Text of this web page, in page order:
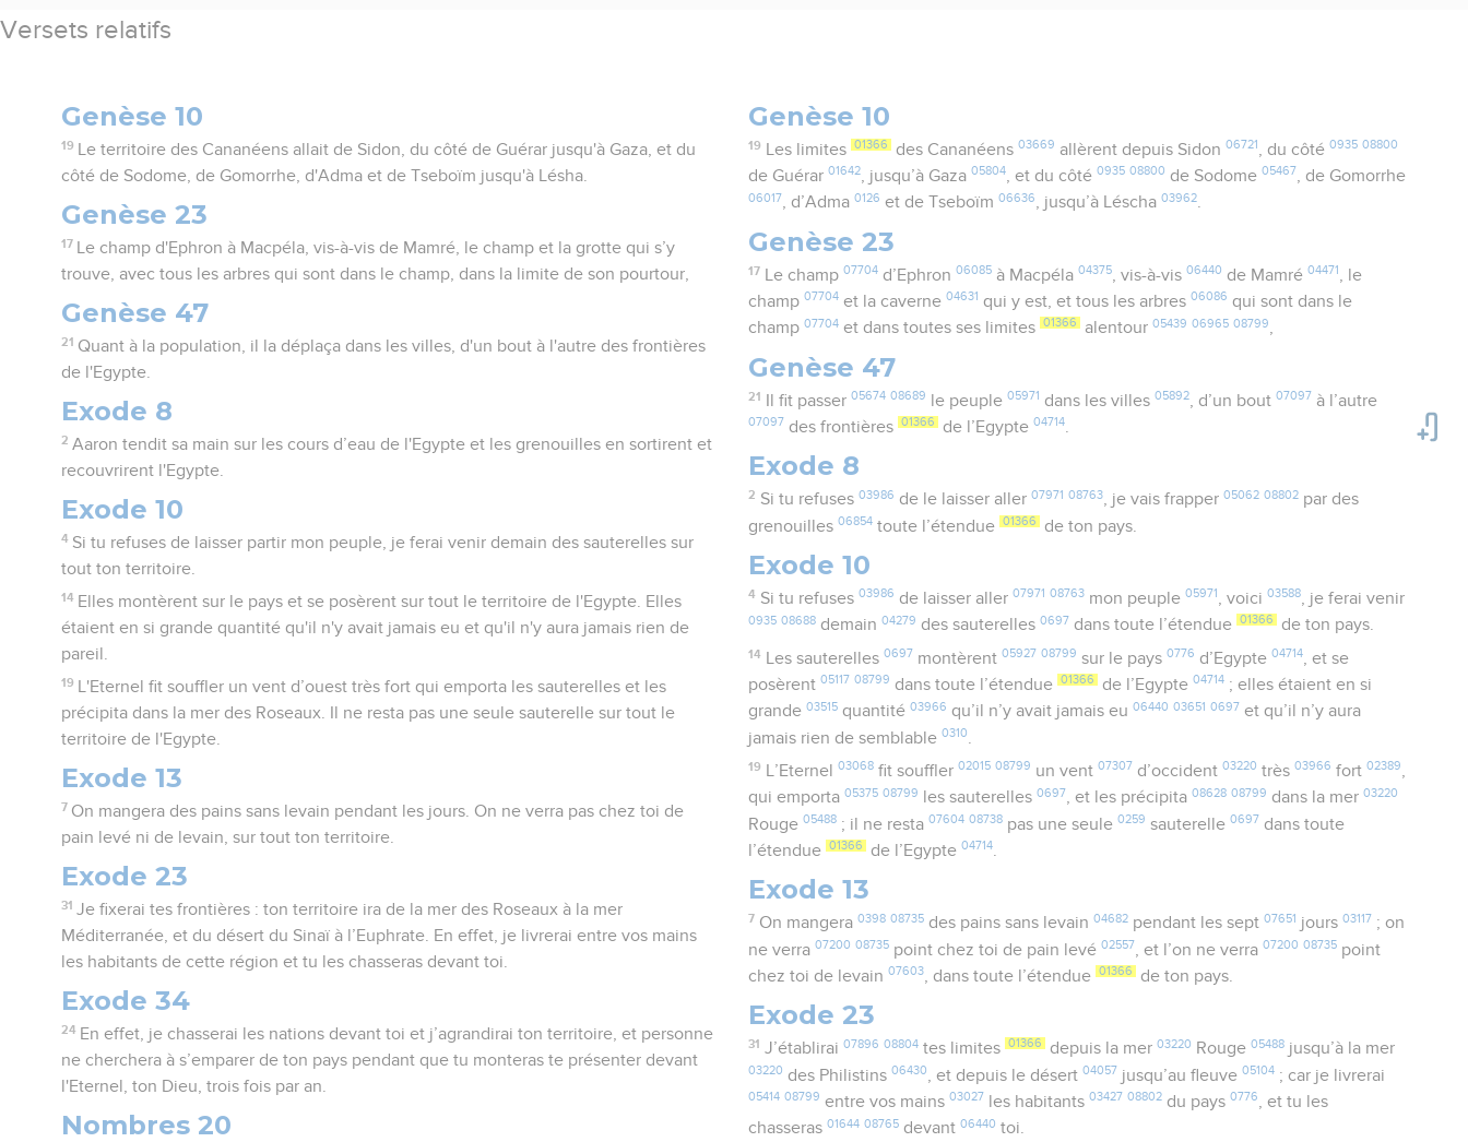
Versets relatifs
Genèse 10
19
Le territoire des Cananéens allait de Sidon, du côté de Guérar jusqu'à Gaza, et du
côté de Sodome, de Gomorrhe, d'Adma et de Tseboïm jusqu'à Lésha.
Genèse 23
17
Le champ d'Ephron à Macpéla, vis-à-vis de Mamré, le champ et la grotte qui s’y
trouve, avec tous les arbres qui sont dans le champ, dans la limite de son pourtour,
Genèse 47
21 Quant à la population, il la déplaça dans les villes, d'un bout à l'autre des frontières
de l'Egypte.
Exode 8
2 Aaron tendit sa main sur les cours d’eau de l'Egypte et les grenouilles en sortirent et
recouvrirent l'Egypte.
Exode 10
4 Si tu refuses de laisser partir mon peuple, je ferai venir demain des sauterelles sur
tout ton territoire.
14 Elles montèrent sur le pays et se posèrent sur tout le territoire de l'Egypte. Elles
étaient en si grande quantité qu'il n'y avait jamais eu et qu'il n'y aura jamais rien de
pareil.
19
L'Eternel fit souffler un vent d’ouest très fort qui emporta les sauterelles et les
précipita dans la mer des Roseaux. Il ne resta pas une seule sauterelle sur tout le
territoire de l'Egypte.
Exode 13
7 On mangera des pains sans levain pendant les jours. On ne verra pas chez toi de
pain levé ni de levain, sur tout ton territoire.
Exode 23
31 Je fixerai tes frontières : ton territoire ira de la mer des Roseaux à la mer
Méditerranée, et du désert du Sinaï à l’Euphrate. En effet, je livrerai entre vos mains
les habitants de cette région et tu les chasseras devant toi.
Exode 34
24 En effet, je chasserai les nations devant toi et j’agrandirai ton territoire, et personne
ne cherchera à s’emparer de ton pays pendant que tu monteras te présenter devant
l'Eternel, ton Dieu, trois fois par an.
Nombres 20
Genèse 10
19 Les limites 01366 des Cananéens 03669 allèrent depuis Sidon 06721 , du côté 0935 08800
de Guérar01642, jusqu’à Gaza05804, et du côté0935 08800 de Sodome05467, de Gomorrhe
06017, d’Adma0126 et de Tseboïm06636, jusqu’à Léscha03962.
Genèse 23
17 Le champ 07704d’Ephron 06085à Macpéla 04375, vis-à-vis 06440 de Mamré 04471
, le
champ07704 et la caverne04631 qui y est, et tous les arbres06086 qui sont dans le
champ07704 et dans toutes ses limites 01366 alentour05439 06965 08799,
Genèse 47
21 Il fit passer 05674 08689 le peuple 05971 dans les villes 05892, d’un bout 07097 à l’autre
07097 des frontières 01366 de l’Egypte04714.
Exode 8
2 Si tu refuses 03986 de le laisser aller 07971 08763, je vais frapper 05062 08802par des
grenouilles06854 toute l’étendue 01366 de ton pays.
Exode 10
4 Si tu refuses 03986 de laisser aller 07971 08763mon peuple 05971 , voici 03588, je ferai venir
0935 08688 demain04279 des sauterelles0697 dans toute l’étendue 01366 de ton pays.
14 Les sauterelles 0697 montèrent 05927 08799 sur le pays 0776 d’Egypte 04714, et se
posèrent05117 08799 dans toute l’étendue 01366 de l’Egypte04714 ; elles étaient en si
grande03515 quantité03966 qu’il n’y avait jamais eu06440 03651 0697 et qu’il n’y aura
jamais rien de semblable0310
19 L’Eternel 03068fit souffler 02015 08799 un vent 07307 d’occident 03220 très 03966 fort 02389,
qui emporta05375 08799 les sauterelles0697, et les précipita08628 08799 dans la mer03220
Rouge05488 ; il ne resta07604 08738 pas une seule0259 sauterelle0697 dans toute
l’étendue 01366 de l’Egypte04714.
Exode 13
7 On mangera 0398 08735des pains sans levain 04682pendant les sept 07651 jours 03117 ; on
ne verra07200 08735 point chez toi de pain levé02557 , et l’on ne verra07200 08735 point
chez toi de levain07603, dans toute l’étendue 01366 de ton pays.
Exode 23
31 J’établirai 07896 08804tes limites 01366 depuis la mer 03220 Rouge 05488jusqu’à la mer
03220 des Philistins06430 , et depuis le désert04057 jusqu’au fleuve05104 ; car je livrerai
05414 08799 entre vos mains03027 les habitants03427 08802 du pays0776, et tu les
chasseras01644 08765 devant06440 toi.